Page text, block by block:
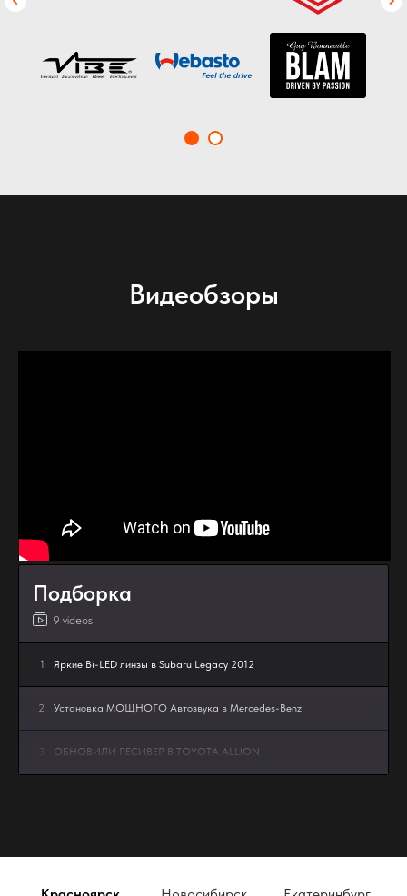
Видеобзоры
Подборка
9 videos
1 Яркие Bi-LED линзы в Subaru Legacy 2012
2 Установка МОЩНОГО Автозвука в Mercedes-Benz
3 ОБНОВИЛИ РЕСИВЕР В TOYOTA ALLION
5 JETOUR В РЕЖИМЕ ТИШИНЫ